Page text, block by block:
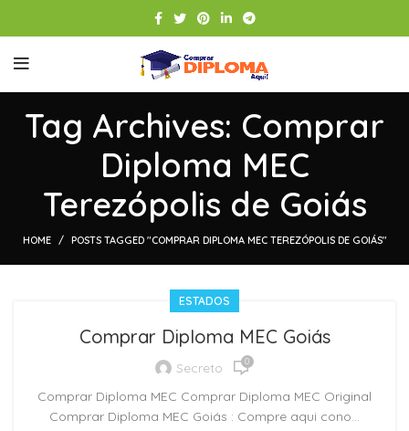
Tag Archives: Comprar
Diploma MEC
Terezópolis de Goiás
HOME POSTS TAGGED "COMPRAR DIPLOMA MEC TEREZÓPOLIS DE GOIÁS"
ESTADOS
Comprar Diploma MEC Goiás
Secreto 0
Comprar Diploma MEC Comprar Diploma MEC Original
Comprar Diploma MEC Goiás : Compre aqui cono...